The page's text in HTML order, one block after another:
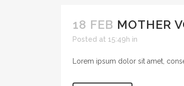
18 FEB MOTHER
Posted at 15:49h in
Lorem ipsum dolor sit amet,